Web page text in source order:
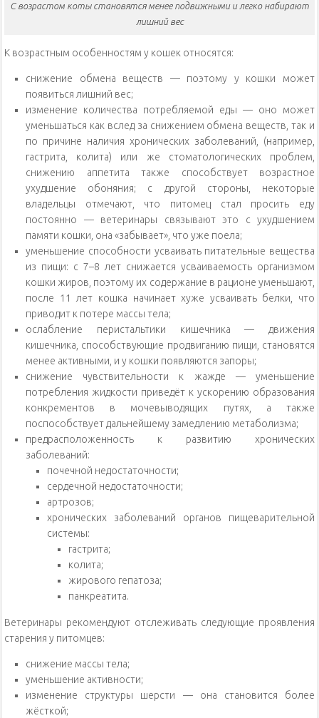
С возрастом коты становятся менее подвижными и легко набирают
лишний вес
К возрастным особенностям у кошек относятся:
снижение обмена веществ — поэтому у кошки может
появиться лишний вес;
изменение количества потребляемой еды — оно может
уменьшаться как вслед за снижением обмена веществ, так и
по причине наличия хронических заболеваний, (например,
гастрита, колита) или же стоматологических проблем,
снижению аппетита также способствует возрастное
ухудшение обоняния; с другой стороны, некоторые
владельцы отмечают, что питомец стал просить еду
постоянно — ветеринары связывают это с ухудшением
памяти кошки, она «забывает», что уже поела;
уменьшение способности усваивать питательные вещества
из пищи: с 7–8 лет снижается усваиваемость организмом
кошки жиров, поэтому их содержание в рационе уменьшают,
после 11 лет кошка начинает хуже усваивать белки, что
приводит к потере массы тела;
ослабление перистальтики кишечника — движения
кишечника, способствующие продвиганию пищи, становятся
менее активными, и у кошки появляются запоры;
снижение чувствительности к жажде — уменьшение
потребления жидкости приведёт к ускорению образования
конкрементов в мочевыводящих путях, а также
поспособствует дальнейшему замедлению метаболизма;
предрасположенность к развитию хронических
заболеваний:
почечной недостаточности;
сердечной недостаточности;
артрозов;
хронических заболеваний органов пищеварительной
системы:
гастрита;
колита;
жирового гепатоза;
панкреатита.
Ветеринары рекомендуют отслеживать следующие проявления
старения у питомцев:
снижение массы тела;
уменьшение активности;
изменение структуры шерсти — она становится более
жёсткой;